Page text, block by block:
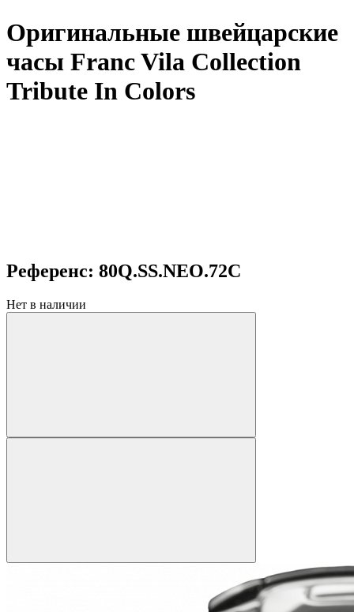
Оригинальные швейцарские
часы Franc Vila Collection
Tribute In Colors
Референс: 80Q.SS.NEO.72C
Нет в наличии